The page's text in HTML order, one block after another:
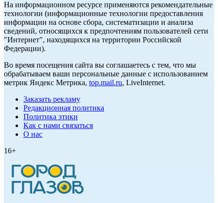
На информационном ресурсе применяются рекомендательные
технологии (информационные технологии предоставления
информации на основе сбора, систематизации и анализа
сведений, относящихся к предпочтениям пользователей сети
"Интернет", находящихся на территории Российской
Федерации).
Во время посещения сайта вы соглашаетесь с тем, что мы
обрабатываем ваши персональные данные с использованием
метрик Яндекс Метрика, top.mail.ru, LiveInternet.
Заказать рекламу
Редакционная политика
Политика этики
Как с нами связаться
О нас
16+